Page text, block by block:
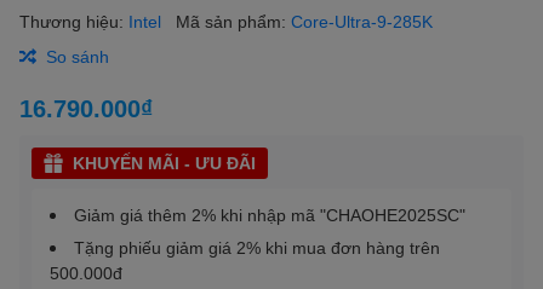
Thương hiệu: Intel Mã sản phẩm: Core-Ultra-9-285K
So sánh
16.790.000₫
KHUYẾN MÃI - ƯU ĐÃI
Giảm giá thêm 2% khi nhập mã "CHAOHE2025SC"
Tặng phiếu giảm giá 2% khi mua đơn hàng trên
500.000đ